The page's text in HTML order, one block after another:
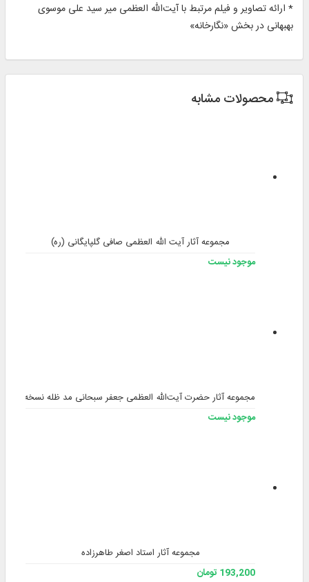
* ارائه تصاویر و فیلم مرتبط با آیت‌الله العظمی میر سید علی موسوی
بهبهانی در بخش «نگارخانه»
محصولات مشابه
مجموعه آثار آیت الله العظمی صافی گلپایگانی (ره)
موجود نیست
مجموعه آثار حضرت آیت‌الله العظمی جعفر سبحانی مد ظله نسخه 3
موجود نیست
مجموعه آثار استاد اصغر طاهرزاده
193,200 تومان